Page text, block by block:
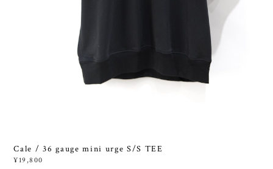
Cale / 36 gauge mini urge S/S TEE
¥19,800